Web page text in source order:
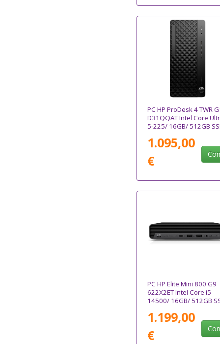
PC HP ProDesk 4 TWR
D31QQAT Intel Core
5-225/ 16GB/ 512GB
1.095,00
€
PC HP Elite Mini 800 G9
622X2ET Intel Core i5-
14500/ 16GB/ 512GB
1.199,00
€